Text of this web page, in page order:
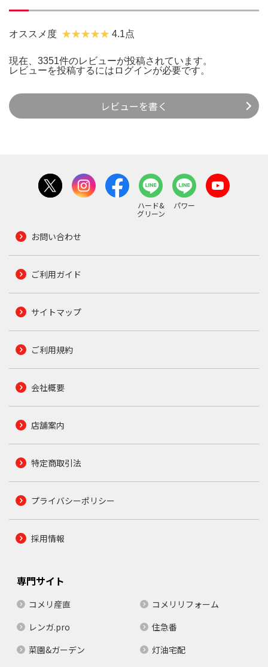
オススメ度 4.1点
現在、3351件のレビューが投稿されています。
レビューを投稿するには ログインが必要です。
レビューを書く
ハード&
グリーン
パワー
お問い合わせ
ご利用ガイド
サイトマップ
ご利用規約
会社概要
店舗案内
特定商取引法
プライバシーポリシー
採用情報
専門サイト
コメリ産直
コメリリフォーム
レンガ.pro
住急番
菜園&ガーデン
灯油宅配